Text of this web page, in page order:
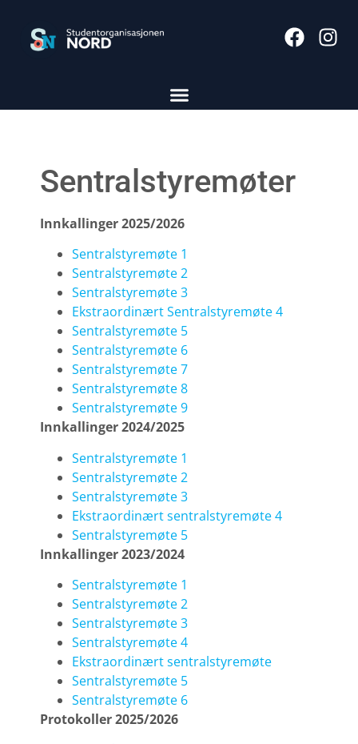
Sentralstyremøter
Innkallinger 2025/2026
Sentralstyremøte 1
Sentralstyremøte 2
Sentralstyremøte 3
Ekstraordinært Sentralstyremøte 4
Sentralstyremøte 5
Sentralstyremøte 6
Sentralstyremøte 7
Sentralstyremøte 8
Sentralstyremøte 9
Innkallinger 2024/2025
Sentralstyremøte 1
Sentralstyremøte 2
Sentralstyremøte 3
Ekstraordinært sentralstyremøte 4
Sentralstyremøte 5
Innkallinger 2023/2024
Sentralstyremøte 1
Sentralstyremøte 2
Sentralstyremøte 3
Sentralstyremøte 4
Ekstraordinært sentralstyremøte
Sentralstyremøte 5
Sentralstyremøte 6
Protokoller 2025/2026